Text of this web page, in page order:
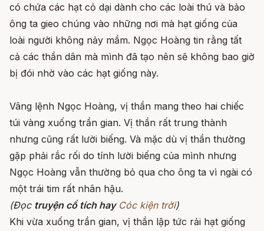
có chứa các hạt cỏ dại dành cho các loài thú và bảo
ông ta gieo chúng vào những nơi mà hạt giống của
loài người không nảy mầm. Ngọc Hoàng tin rằng tất
cả các thần dân mà mình đã tạo nên sẽ không bao giờ
bị đói nhờ vào các hạt giống này.
Vâng lệnh Ngọc Hoàng, vị thần mang theo hai chiếc
túi vàng xuống trần gian. Vị thần rất trung thành
nhưng cũng rất lười biếng. Và mặc dù vị thần thường
gặp phải rắc rối do tính lười biếng của mình nhưng
Ngọc Hoàng vẫn thường bỏ qua cho ông ta vì ngài có
một trái tim rất nhân hậu.
(Đọc truyện cổ tích hay Cóc kiện trời)
Khi vừa xuống trần gian, vị thần lập tức rải hạt giống